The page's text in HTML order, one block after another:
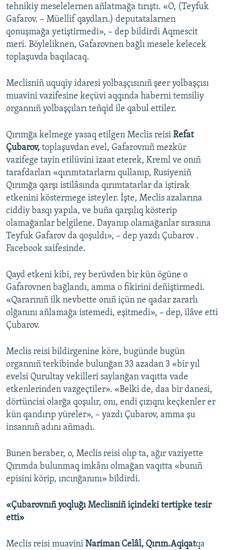
tehnikiy meselelernen añlatmağa tırıştı. «O, (Teyfuk
Gafarov. – Müellif qaydları.) deputatalarnen
qonuşmağa yetiştirmedi», – dep bildirdi Aqmescit
meri. Böyleliknen, Gafarovnen bağlı mesele kelecek
toplaşuvda baqılacaq.
Meclisniñ uquqiy idaresi yolbaşçısınıñ şeer yolbaşçısı
muavini vazifesine keçüvi aqqında haberni temsiliy
organnıñ yolbaşçıları teñqid ile qabul ettiler.
Qırımğa kelmege yasaq etilgen Meclis reisi Refat
Çubarov, toplaşuvdan evel, Gafarovnıñ mezkür
vazifege tayin etilüvini izaat eterek, Kreml ve onıñ
tarafdarları «qırımtatarlarnı qullanıp, Rusiyeniñ
Qırımğa qarşı istilâsında qırımtatarlar da iştirak
etkenini köstermege isteyler. İşte, Meclis azalarına
ciddiy basqı yapıla, ve buña qarşılıq kösterip
olamağanlar belgilene. Dayanıp olamağanlar sırasına
Teyfuk Gafarov da qoşuldı», – dep yazdı Çubarov .
Facebook saifesinde.
Qayd etkeni kibi, rey berüvden bir kün ögüne o
Gafarovnen bağlandı, amma o fikirini deñiştirmedi.
«Qararınıñ ilk nevbette onıñ içün ne qadar zararlı
olğanını añlamağa istemedi, eşitmedi», – dep, ilâve etti
Çubarov.
Meclis reisi bildirgenine köre, bugünde bugün
organnıñ terkibinde bulunğan 33 azadan 3 «bir yıl
evelsi Qurultay vekilleri saylanğan vaqıtta vade
etkenlerinden vazgeçtiler». «Belki de, daa bir danesi,
dörtüncisi olarğa qoşulır, onı, endi çızıqnı keçkenler er
kün qandırıp yüreler», – yazdı Çubarov, amma şu
insannıñ adını añmadı.
Bunen beraber, o, Meclis reisi olıp ta, ağır vaziyette
Qırımda bulunmaq imkânı olmağan vaqıtta «bunıñ
episini körip, ıncınğanını» bildirdi.
«Çubarovnıñ yoqluğı Meclisniñ içindeki tertipke tesir
etti»
Meclis reisi muavini Nariman Celâl, Qırım.Aqiqatqa